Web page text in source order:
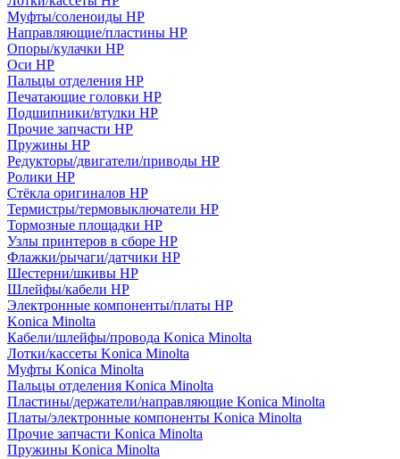
Муфты/соленоиды HP
Направляющие/пластины HP
Опоры/кулачки HP
Оси HP
Пальцы отделения HP
Печатающие головки HP
Подшипники/втулки HP
Прочие запчасти HP
Пружины HP
Редукторы/двигатели/приводы HP
Ролики HP
Стёкла оригиналов HP
Термистры/термовыключатели HP
Тормозные площадки HP
Узлы принтеров в сборе HP
Флажки/рычаги/датчики HP
Шестерни/шкивы HP
Шлейфы/кабели HP
Электронные компоненты/платы HP
Konica Minolta
Кабели/шлейфы/провода Konica Minolta
Лотки/кассеты Konica Minolta
Муфты Konica Minolta
Пальцы отделения Konica Minolta
Пластины/держатели/направляющие Konica Minolta
Платы/электронные компоненты Konica Minolta
Прочие запчасти Konica Minolta
Пружины Konica Minolta